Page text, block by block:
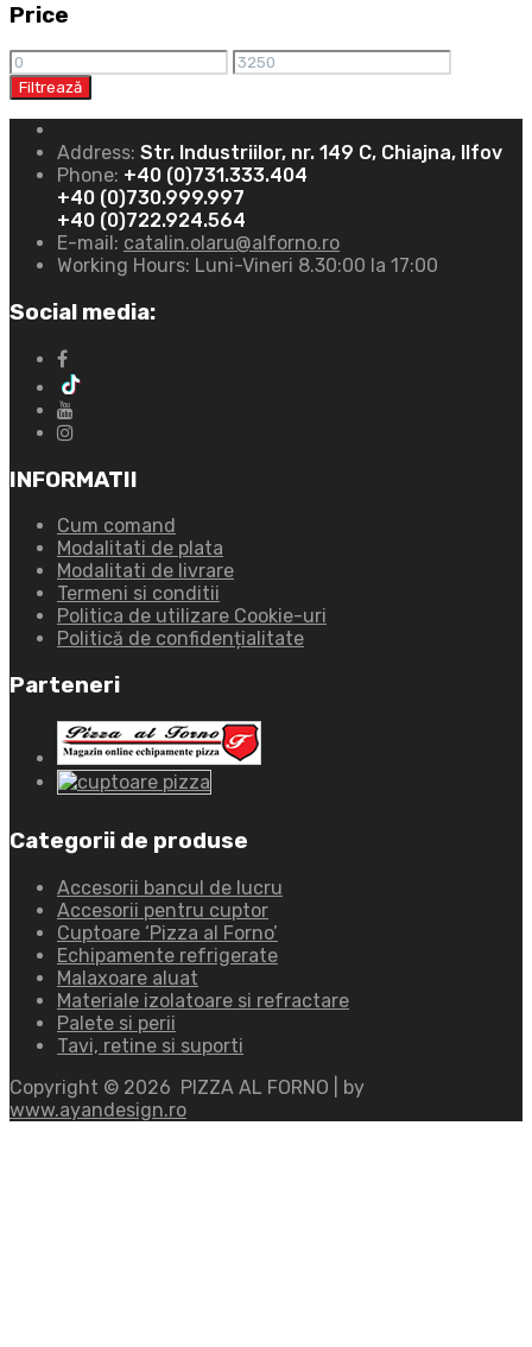
Price
Filtrează
Address: Str. Industriilor, nr. 149 C, Chiajna, Ilfov
Phone: +40 (0)731.333.404
+40 (0)730.999.997
+40 (0)722.924.564
E-mail: catalin.olaru@alforno.ro
Working Hours: Luni-Vineri 8.30:00 la 17:00
Social media:
INFORMATII
Cum comand
Modalitati de plata
Modalitati de livrare
Termeni si conditii
Politica de utilizare Cookie-uri
Politică de confidențialitate
Parteneri
Categorii de produse
Accesorii bancul de lucru
Accesorii pentru cuptor
Cuptoare ‘Pizza al Forno’
Echipamente refrigerate
Malaxoare aluat
Materiale izolatoare si refractare
Palete si perii
Tavi, retine si suporti
Copyright © 2026 PIZZA AL FORNO | by
www.ayandesign.ro